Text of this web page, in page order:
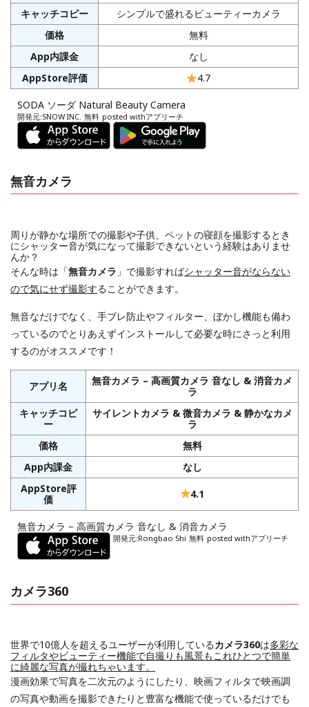
キャッチコピー
シンプルで盛れるビューティーカメラ
価格
無料
App内課金
なし
AppStore評価
4.7
SODA ソーダ Natural Beauty Camera
開発元:SNOW INC. 無料 posted withアプリーチ
無音カメラ
周りが静かな場所での撮影や子供、ペットの寝顔を撮影するとき
にシャッター音が気になって撮影できないという経験はありませ
んか？
そんな時は「無音カメラ 」で撮影すればシャッター音がならない
ので気にせず撮影することができます。
無音なだけでなく、手ブレ防止やフィルター、ぼかし機能も備わ
っているのでとりあえずインストールして必要な時にさっと利用
するのがオススメです！
アプリ名
無音カメラ – 高画質カメラ 音なし & 消音カメ
ラ
キャッチコピ
ー
サイレントカメラ & 微音カメラ & 静かなカメ
ラ
価格
無料
App内課金
なし
AppStore評
価
4.1
無音カメラ – 高画質カメラ 音なし & 消音カメラ
開発元:Rongbao Shi 無料 posted withアプリーチ
カメラ360
世界で10億人を超えるユーザーが利用しているカメラ360は多彩な
フィルタやビューティー機能で自撮りも風景もこれひとつで簡単
に綺麗な写真が撮れちゃいます。
漫画効果で写真を二次元のようにしたり、映画フィルタで映画調
の写真や動画を撮影できたりと豊富な機能で使っているだけでも